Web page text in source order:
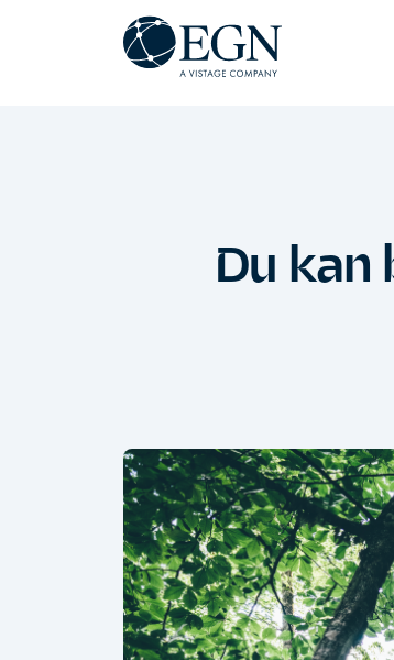
Executives' Global Network
Du